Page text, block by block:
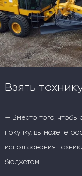
Взять
— Вместо того, чтобы
покупку, вы можете
использования
бюджетом.